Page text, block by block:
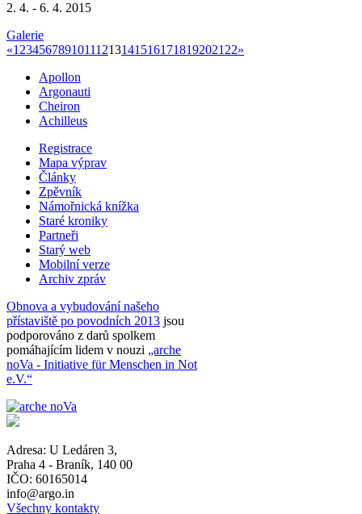
2. 4. - 6. 4. 2015
Galerie
«1 23456789101112131415161718192021 22»
Apollon
Argonauti
Cheiron
Achilleus
Registrace
Mapa výprav
Články
Zpěvník
Námořnická knížka
Staré kroniky
Partneři
Starý web
Mobilní verze
Archiv zpráv
Obnova a vybudování našeho
přístaviště po povodních 2013 jsou
podporováno z darů spolkem
pomáhajícím lidem v nouzi „arche
noVa - Initiative für Menschen in Not
e.V.“
Adresa: U Ledáren 3,
Praha 4 - Braník, 140 00
IČO: 60165014
info@argo.in
Všechny kontakty